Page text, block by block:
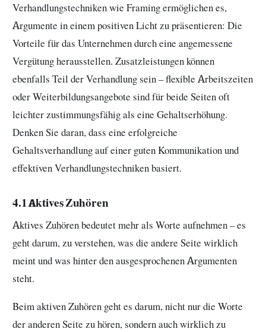
Verhandlungstechniken wie Framing ermöglichen es,
Argumente in einem positiven Licht zu präsentieren: Die
Vorteile für das Unternehmen durch eine angemessene
Vergütung herausstellen. Zusatzleistungen können
ebenfalls Teil der Verhandlung sein – flexible Arbeitszeiten
oder Weiterbildungsangebote sind für beide Seiten oft
leichter zustimmungsfähig als eine Gehaltserhöhung.
Denken Sie daran, dass eine erfolgreiche
Gehaltsverhandlung auf einer guten Kommunikation und
effektiven Verhandlungstechniken basiert.
4.1 Aktives Zuhören
Aktives Zuhören bedeutet mehr als Worte aufnehmen – es
geht darum, zu verstehen, was die andere Seite wirklich
meint und was hinter den ausgesprochenen Argumenten
steht.
Beim aktiven Zuhören geht es darum, nicht nur die Worte
der anderen Seite zu hören, sondern auch wirklich zu